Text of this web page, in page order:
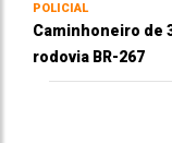
POLICIAL
Caminhoneiro de
rodovia BR-267